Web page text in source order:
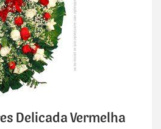
Delicada Vermelha